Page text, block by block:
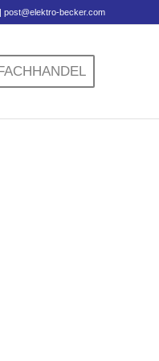
post@elektro-becker.com